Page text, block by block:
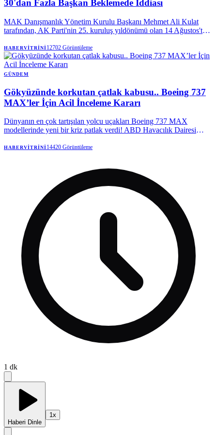
30'dan Fazla Başkan Beklemede İddiası
MAK Danışmanlık Yönetim Kurulu Başkanı Mehmet Ali Kulat
tarafından, AK Parti'nin 25. kuruluş yıldönümü olan 14 Ağustos'ta,
fazla yerel yöneticinin partiye katılmak üzere sırada olduğu öne
sürüldü. Kulat, bu geçişlerin henüz netlik kazanmadığını da belirtti.
HABERVITRINI12702 Görüntüleme
GÜNDEM
Gökyüzünde korkutan çatlak kabusu.. Boeing 737
MAX’ler İçin Acil İnceleme Kararı
Dünyanın en çok tartışılan yolcu uçakları Boeing 737 MAX
modellerinde yeni bir kriz patlak verdi! ABD Havacılık Dairesi
alarm verdi.
HABERVITRINI14420 Görüntüleme
1 dk
Haberi Dinle
1x